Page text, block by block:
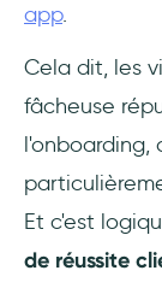
app.
Cela dit, les
fâcheuse
l'onboarding,
Et c'est
de réussite